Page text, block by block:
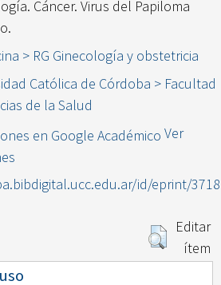
Cáncer. Virus del Papiloma
> RG Ginecología y obstetricia
Católica de Córdoba > Facultad
de la Salud
Ver
id/eprint/3718
Editar
ítem